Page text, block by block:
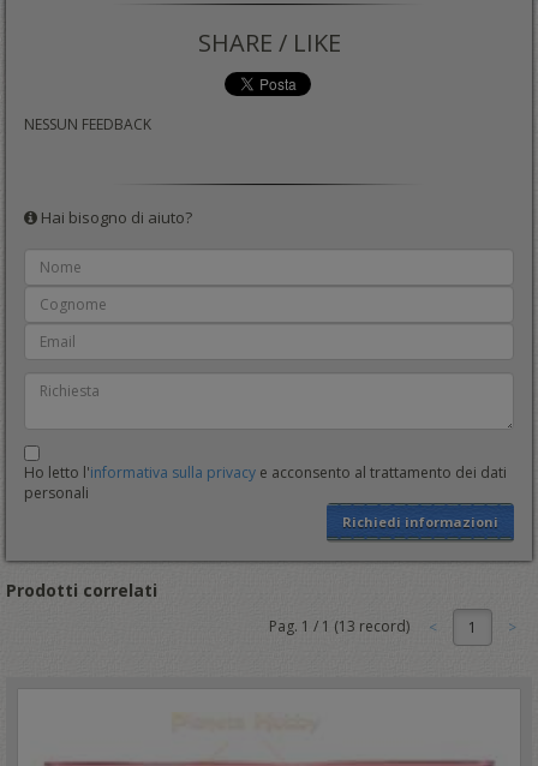
SHARE / LIKE
NESSUN FEEDBACK
Hai bisogno di aiuto?
Ho letto l'informativa sulla privacy e acconsento al trattamento dei dati
personali
Richiedi informazioni
Prodotti correlati
Pag. 1 / 1 (13 record) 1